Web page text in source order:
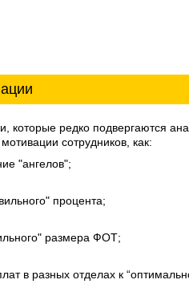
которые редко подвергаются
сотрудников, как:
"ангелов";
процента;
размера ФОТ;
в разных отделах к